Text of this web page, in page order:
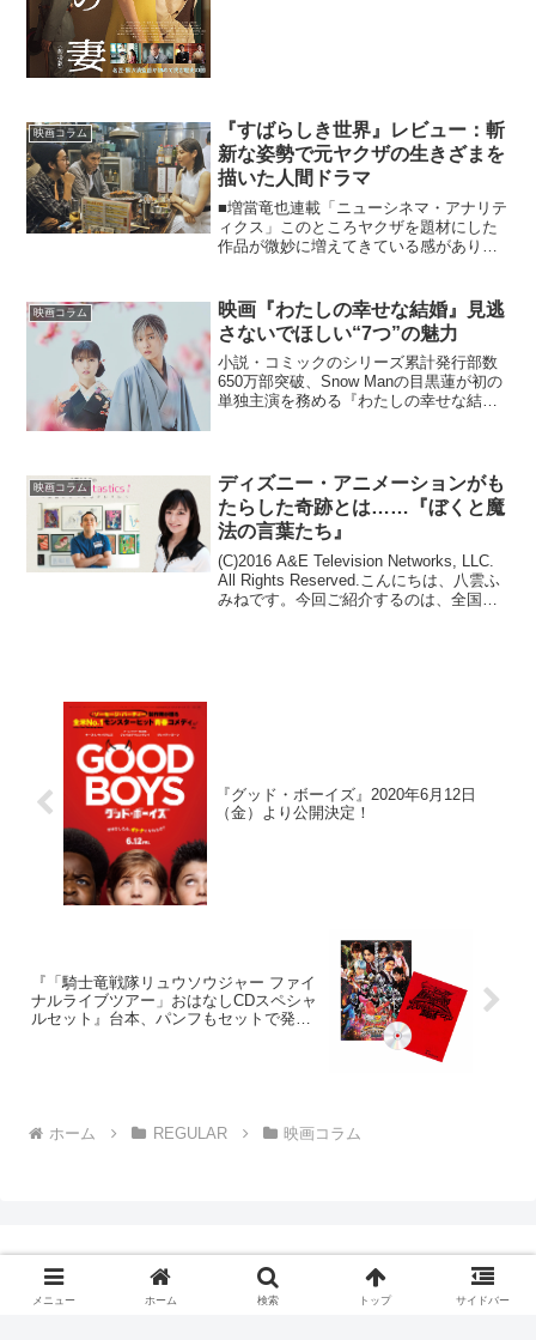
映画コラム
『すばらしき世界』レビュー：斬
新な姿勢で元ヤクザの生きざまを
描いた人間ドラマ
■増當竜也連載「ニューシネマ・アナリテ
ィクス」このところヤクザを題材にした
作品が微妙に増えてきている感がありま
たばかり。そんな中でもっとも異彩を放
つとともに斬新なキャメ...
映画コラム
映画『わたしの幸せな結婚』見逃
さないでほしい“7つ”の魅力
小説・コミックのシリーズ累計発行部数
650万部突破、Snow Manの目黒蓮が初の
単独主演を務める『わたしの幸せな結
は、期待し...
映画コラム
ディズニー・アニメーションがも
たらした奇跡とは……『ぼくと魔
法の言葉たち』
(C)2016 A&E Television Networks, LLC.
All Rights Reserved.こんにちは、八雲ふ
みねです。今回ご紹介するのは、全国順
『グッド・ボーイズ』2020年6月12日
（金）より公開決定！
『「騎士竜戦隊リュウソウジャー ファイ
ナルライブツアー」おはなしCDスペシャ
ルセット』台本、パンフもセットで発売
ホーム REGULAR 映画コラム
メニュー ホーム 検索 トップ サイドバー